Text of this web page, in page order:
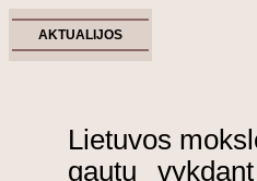
AKTUALIJOS
Lietuvos
gautų